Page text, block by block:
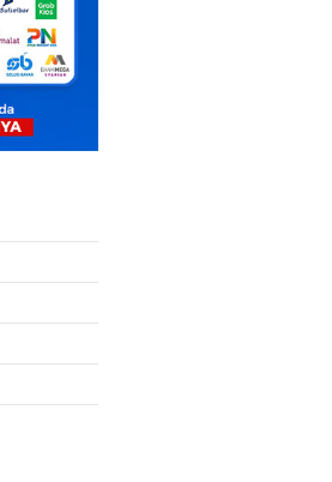
Andi Utta Pimpin Upacara
Komitmen Pendidikan